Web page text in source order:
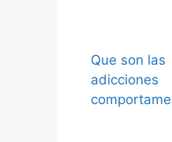
Que son las
adicciones